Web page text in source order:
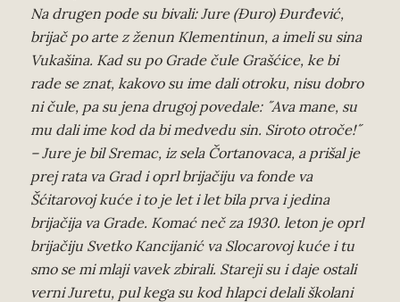
Na drugen pode su bivali: Jure (Đuro) Đurđević,
brijač po arte z ženun Klementinun, a imeli su sina
Vukašina. Kad su po Grade čule Grašćice, ke bi
rade se znat, kakovo su ime dali otroku, nisu dobro
ni čule, pa su jena drugoj povedale: ˝Ava mane, su
mu dali ime kod da bi medvedu sin. Siroto otroče!˝
– Jure je bil Sremac, iz sela Čortanovaca, a prišal je
prej rata va Grad i oprl brijačiju va fonde va
Šćitarovoj kuće i to je let i let bila prva i jedina
brijačija va Grade. Komać neč za 1930. leton je oprl
brijačiju Svetko Kancijanić va Slocarovoj kuće i tu
smo se mi mlaji vavek zbirali. Stareji su i daje ostali
verni Juretu, pul kega su kod hlapci delali školani